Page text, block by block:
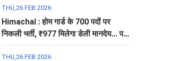
THU,26 FEB 2026
Himachal : होम गार्ड के 700 पदों पर
निकली भर्ती, ₹977 मिलेगा डेली मानदेय... पढ़ें
पूरी डिटेल
THU,26 FEB 2026